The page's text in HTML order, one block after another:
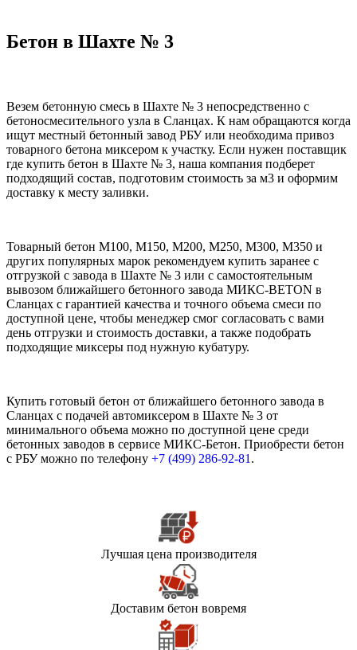
Бетон в Шахте № 3
Везем бетонную смесь в Шахте № 3 непосредственно с
бетоносмесительного узла в Сланцах. К нам обращаются когда
ищут местный бетонный завод РБУ или необходима привоз
товарного бетона миксером к участку. Если нужен поставщик
где купить бетон в Шахте № 3, наша компания подберет
подходящий состав, подготовим стоимость за м3 и оформим
доставку к месту заливки.
Товарный бетон М100, М150, М200, М250, М300, М350 и
других популярных марок рекомендуем купить заранее с
отгрузкой с завода в Шахте № 3 или с самостоятельным
вывозом ближайшего бетонного завода МИКС-BETON в
Сланцах с гарантией качества и точного объема смеси по
доступной цене, чтобы менеджер смог согласовать с вами
день отгрузки и стоимость доставки, а также подобрать
подходящие миксеры под нужную кубатуру.
Купить готовый бетон от ближайшего бетонного завода в
Сланцах с подачей автомиксером в Шахте № 3 от
минимального объема можно по доступной цене среди
бетонных заводов в сервисе МИКС-Бетон. Приобрести бетон
с РБУ можно по телефону +7 (499) 286-92-81 .
Лучшая цена производителя
Доставим бетон вовремя